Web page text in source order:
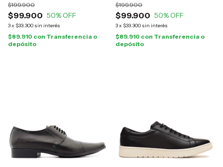
$99.900
$199.900
50% OFF
3x $33.300 sin interés
$89.910 con Transferencia o
depósito
$99.900
$199.900
50% OFF
3x $33.300 sin interés
$89.910 con Transferencia o
depósito